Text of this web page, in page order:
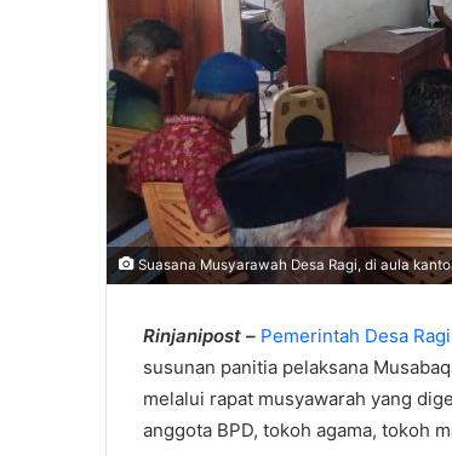
Suasana Musyarawah Desa Ragi, di aula
Rinjanipost – Pemerintah Desa Ragi
susunan panitia pelaksana
melalui rapat musyawarah yang
anggota BPD, tokoh agama, tokoh